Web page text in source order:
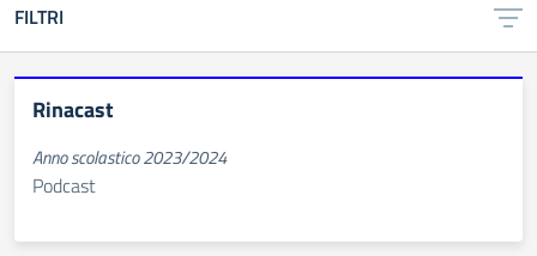
FILTRI
Rinacast
Anno scolastico 2023/2024
Podcast